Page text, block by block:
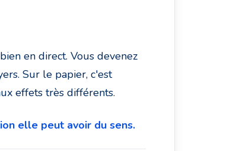
en direct. Vous devenez
Sur le papier, c'est
effets très différents.
elle peut avoir du sens.